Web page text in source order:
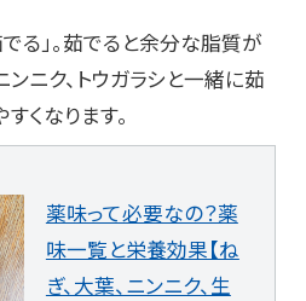
る」。茹でると余分な脂質が
ンニク、トウガラシと一緒に茹
くなります。
薬味って必要なの？薬
味一覧と栄養効果【ね
ぎ、大葉、ニンニク、生